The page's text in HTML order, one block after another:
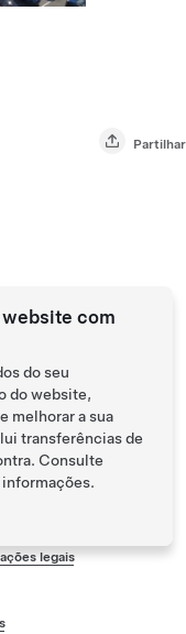
Partilhar
de rodapé
legais
com
do seu
do website,
melhorar a sua
transferências de
Consulte
informações.